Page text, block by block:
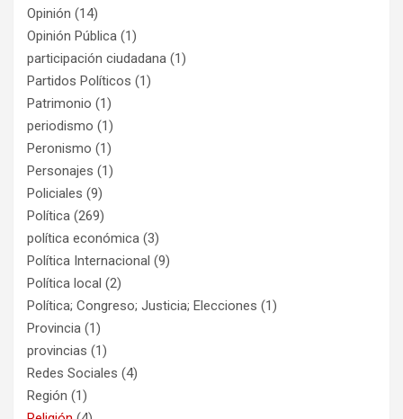
Opinión (14)
Opinión Pública (1)
participación ciudadana (1)
Partidos Políticos (1)
Patrimonio (1)
periodismo (1)
Peronismo (1)
Personajes (1)
Policiales (9)
Política (269)
política económica (3)
Política Internacional (9)
Política local (2)
Política; Congreso; Justicia; Elecciones (1)
Provincia (1)
provincias (1)
Redes Sociales (4)
Región (1)